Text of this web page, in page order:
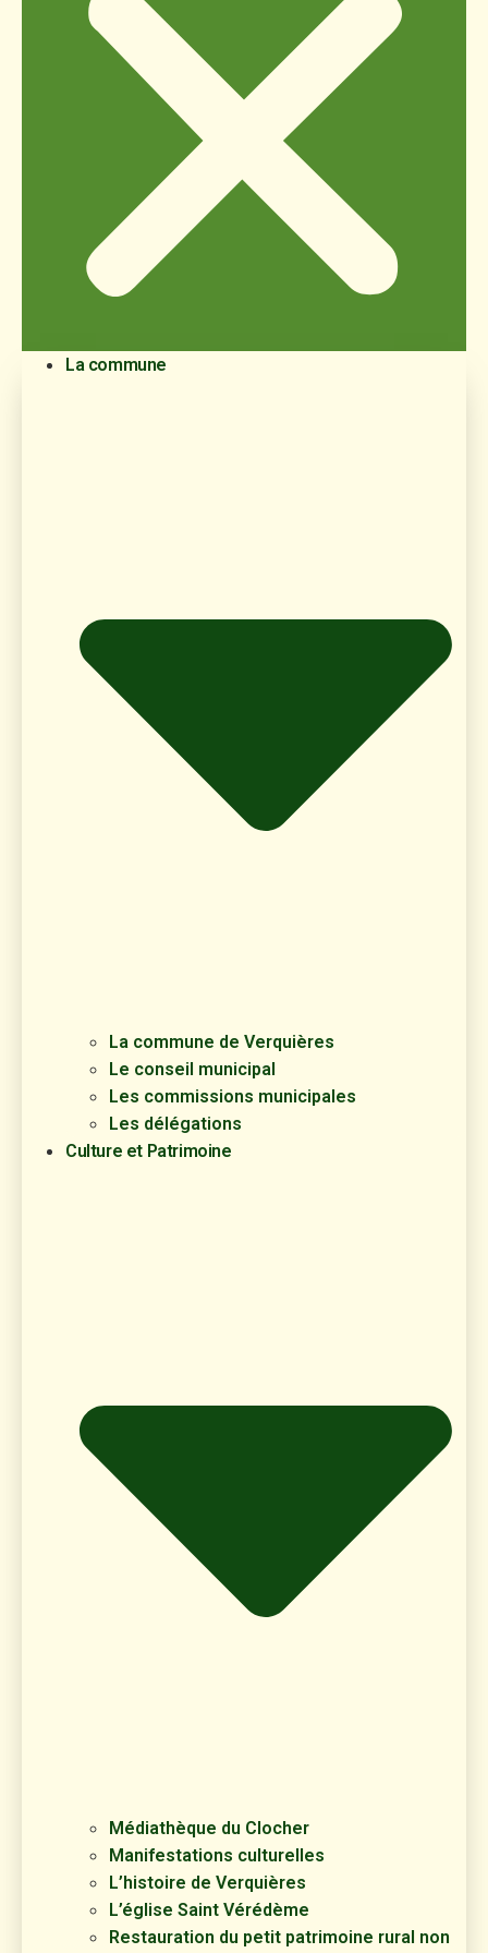
La commune
La commune de Verquières
Le conseil municipal
Les commissions municipales
Les délégations
Culture et Patrimoine
Médiathèque du Clocher
Manifestations culturelles
L’histoire de Verquières
L’église Saint Vérédème
Restauration du petit patrimoine rural non